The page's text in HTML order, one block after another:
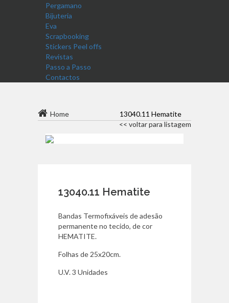
Pergamano
Bijuteria
Eva
Scrapbooking
Stickers Peel offs
Revistas
Passo a Passo
Contactos
Home
13040.11 Hematite
<< voltar para listagem
13040.11 Hematite
Bandas Termofixáveis de adesão
permanente no tecido, de cor
HEMATITE.
Folhas de 25x20cm.
U.V. 3 Unidades